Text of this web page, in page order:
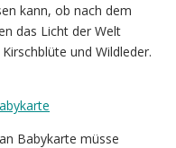
kann, ob nach dem
das Licht der Welt
und Wildleder.
Babykarte müsse